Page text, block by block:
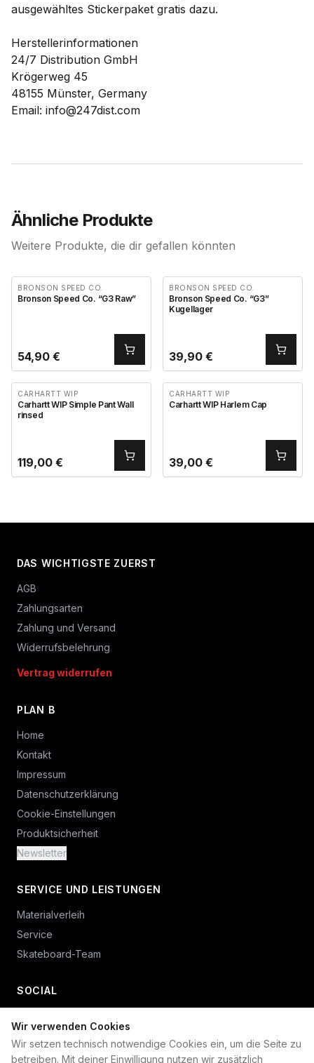
Wir verwenden Cookies
Wir setzen technisch notwendige Cookies ein, um die Seite zu
betreiben. Mit deiner Einwilligung nutzen wir zusätzlich
ausgewähltes Stickerpaket gratis dazu.
Herstellerinformationen
24/7 Distribution GmbH
Krögerweg 45
48155 Münster, Germany
Email: info@247dist.com
Ähnliche Produkte
Weitere Produkte, die dir gefallen könnten
BRONSON SPEED CO.
Bronson Speed Co. “G3 Raw”
54,90 €
BRONSON SPEED CO.
Bronson Speed Co. “G3”
Kugellager
39,90 €
CARHARTT WIP
Carhartt WIP Simple Pant Wall
rinsed
119,00 €
CARHARTT WIP
Carhartt WIP Harlem Cap
39,00 €
DAS WICHTIGSTE ZUERST
AGB
Zahlungsarten
Zahlung und Versand
Widerrufsbelehrung
Vertrag widerrufen
PLAN B
Home
Kontakt
Impressum
Datenschutzerklärung
Cookie-Einstellungen
Produktsicherheit
Newsletter
SERVICE UND LEISTUNGEN
Materialverleih
Service
Skateboard-Team
SOCIAL
+49 234 687 00 38
shop@plan-b-funsport.de